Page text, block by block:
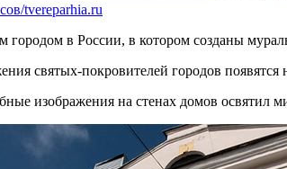
tvereparhia.ru
городом в России, в котором созданы
святых-покровителей городов
изображения на стенах домов